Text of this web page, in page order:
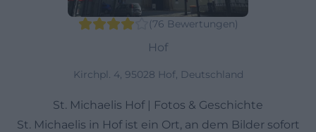
(76 Bewertungen)
Hof
Kirchpl. 4, 95028 Hof, Deutschland
St. Michaelis Hof | Fotos & Geschichte
St. Michaelis in Hof ist ein Ort, an dem Bilder sofort